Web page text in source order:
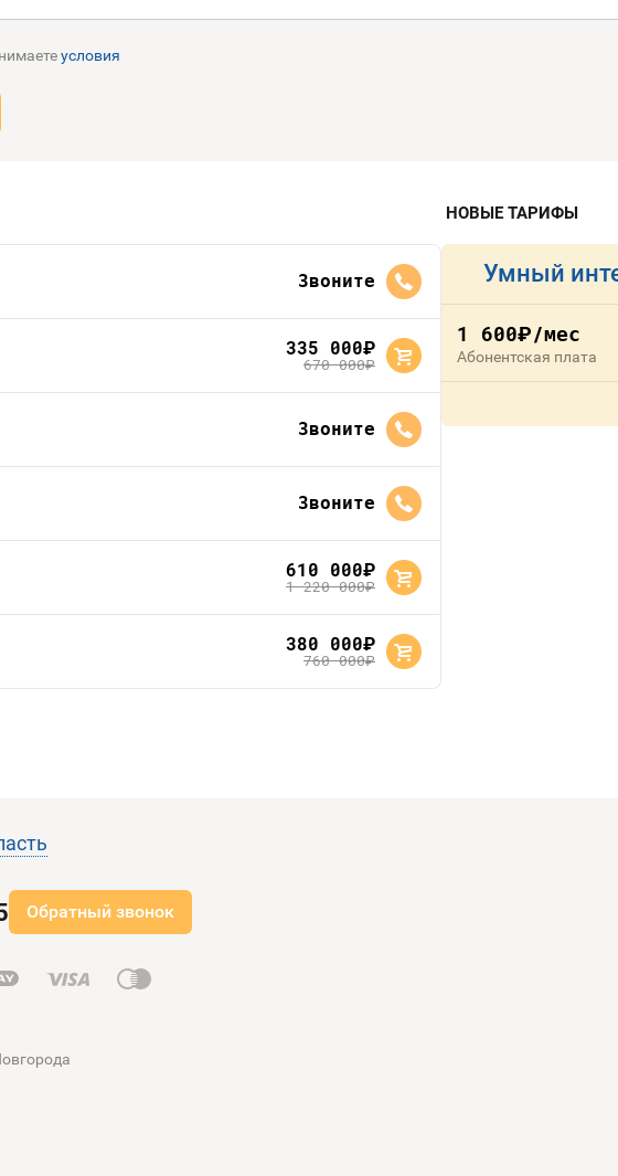
условия
Звоните
335 000руб.
670 000руб.
Звоните
Звоните
610 000руб.
1 220 000руб.
380 000руб.
760 000руб.
НОВЫЕ ТАРИФЫ
Умный
1 600руб./мес
Абонентская плата
Обратный звонок